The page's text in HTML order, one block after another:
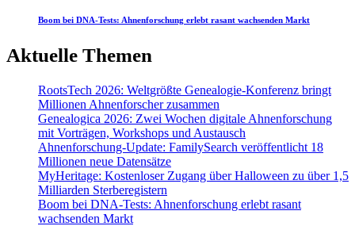
Boom bei DNA-Tests: Ahnenforschung erlebt rasant wachsenden Markt
Aktuelle Themen
RootsTech 2026: Weltgrößte Genealogie-Konferenz bringt
Millionen Ahnenforscher zusammen
Genealogica 2026: Zwei Wochen digitale Ahnenforschung
mit Vorträgen, Workshops und Austausch
Ahnenforschung-Update: FamilySearch veröffentlicht 18
Millionen neue Datensätze
MyHeritage: Kostenloser Zugang über Halloween zu über 1,5
Milliarden Sterberegistern
Boom bei DNA-Tests: Ahnenforschung erlebt rasant
wachsenden Markt